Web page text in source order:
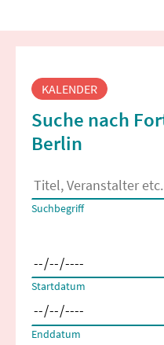
KALENDER
Suche nach
Berlin
Es erscheinen
Suchbegriff
Startdatum
Enddatum